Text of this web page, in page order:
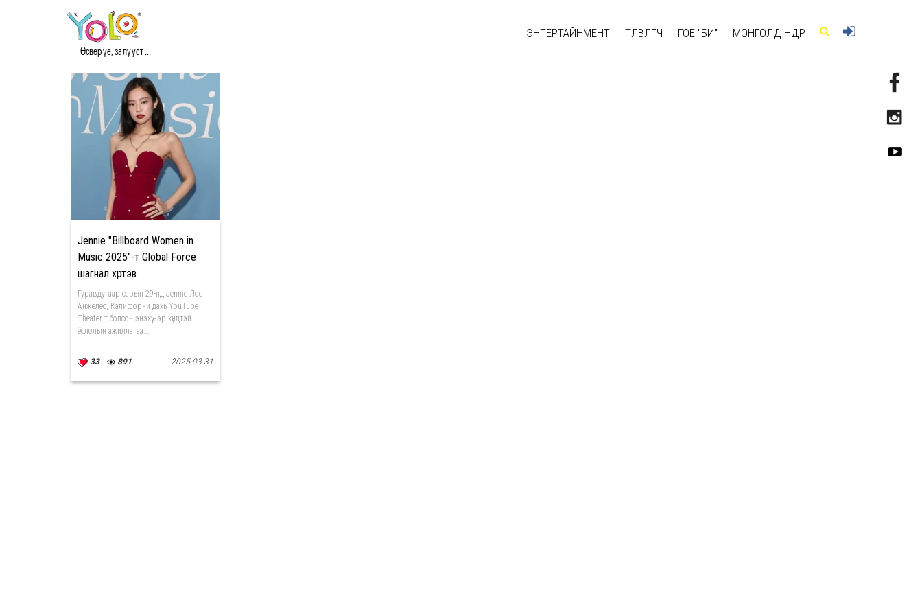
Өсвөр үе, залууст ...
ЭНТЕРТАЙНМЕНТ ТӨЛӨВЛӨГЧ ГОЁ "БИ" МОНГОЛД ӨНӨӨДӨР
#BILLBOARD WOMEN IN MUSIC 2025 МЭДЭЭ
Jennie "Billboard Women in
Music 2025"-т Global Force
шагнал хүртэв
Гуравдугаар сарын 29-нд Jennie Лос
Анжелес, Калифорни дахь YouTube
Theater-т болсон энэхүү нэр хүндтэй
ёслолын ажиллагаа...
33 891 2025-03-31